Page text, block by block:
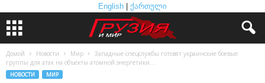
English ქართული
Домой Новости Мир
Западные спецслужбы готовят украинские боевые
группы для атак на объекты атомной энергетики...
НОВОСТИ МИР